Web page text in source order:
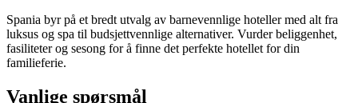
Spania byr på et bredt utvalg av barnevennlige hoteller med alt fra
luksus og spa til budsjettvennlige alternativer. Vurder beliggenhet,
fasiliteter og sesong for å finne det perfekte hotellet for din
familieferie.
Vanlige spørsmål